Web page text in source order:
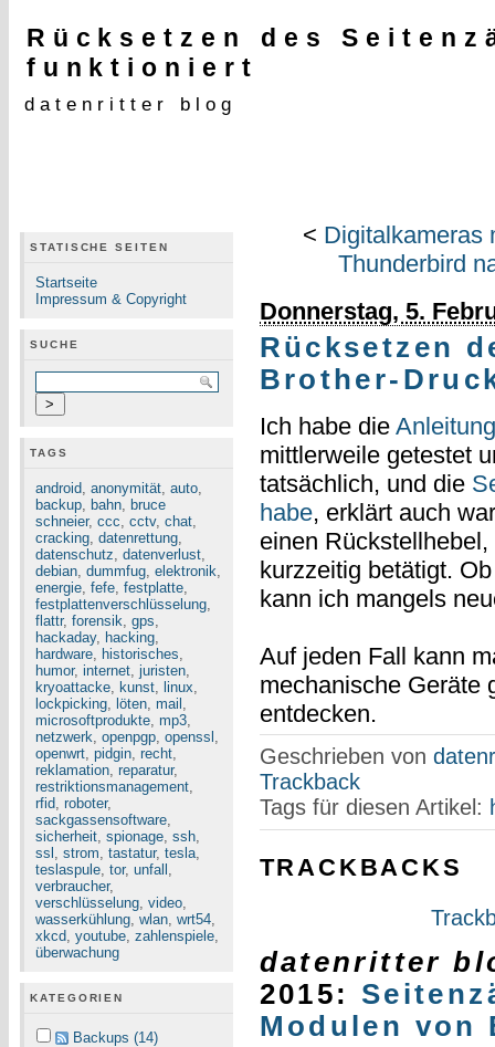
Rücksetzen des
funktioniert
datenritter blog
STATISCHE SEITEN
Startseite
Impressum & Copyright
SUCHE
TAGS
android, anonymität, auto,
backup, bahn, bruce
schneier, ccc, cctv, chat,
cracking, datenrettung,
datenschutz, datenverlust,
debian, dummfug, elektronik,
energie, fefe, festplatte,
festplattenverschlüsselung,
flattr, forensik, gps,
hackaday, hacking,
hardware, historisches,
humor, internet, juristen,
kryoattacke, kunst, linux,
lockpicking, löten, mail ,
microsoftprodukte, mp3,
netzwerk, openpgp, openssl ,
openwrt, pidgin, recht,
reklamation, reparatur,
restriktionsmanagement,
rfid, roboter,
sackgassensoftware,
sicherheit, spionage, ssh,
ssl , strom, tastatur, tesla,
teslaspule, tor, unfall ,
verbraucher,
verschlüsselung, video,
wasserkühlung, wlan, wrt54,
xkcd, youtube, zahlenspiele,
überwachung
KATEGORIEN
Backups (14)
< Digitalkameras
Thunderbird
Donnerstag, 5.
Rücksetzen
Brother-
Ich habe die
mittlerweile getestet
tatsächlich, und die
habe, erklärt auch
einen
kurzzeitig betätigt.
kann ich mangels
Auf jeden Fall kann
mechanische Geräte
entdecken.
Geschrieben von
Trackback
Tags für diesen Artikel:
TRACKBACKS
datenritter
2015:
Modulen von